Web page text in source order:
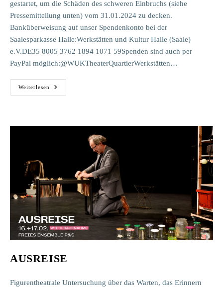
gestartet, um die Schäden des schweren Einbruchs (siehe
Pressemitteilung unten) vom 31.01.2024 zu decken.
Banküberweisung auf unser Spendenkonto bei der
Saalesparkasse Halle:Werkstätten und Kultur Halle (Saale)
e.V.DE35 8005 3762 1894 1071 59Spenden sind auch per
PayPal möglich:@WUKTheaterQuartierWerkstätten…
Weiterlesen
Schwerer
Einbruch
AUSREISE
Figurentheatrale Untersuchung über das Warten, das Erinnern